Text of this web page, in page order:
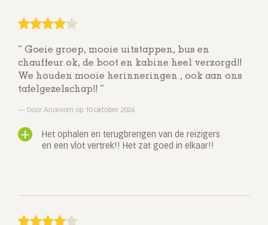
Goeie groep, mooie uitstappen, bus en
chauffeur ok, de boot en kabine heel verzorgd!!
We houden mooie herinneringen , ook aan ons
tafelgezelschap!!
Door Anoniem op 10 oktober 2024
Het ophalen en terugbrengen van de reizigers
en een vlot vertrek!! Het zat goed in elkaar!!